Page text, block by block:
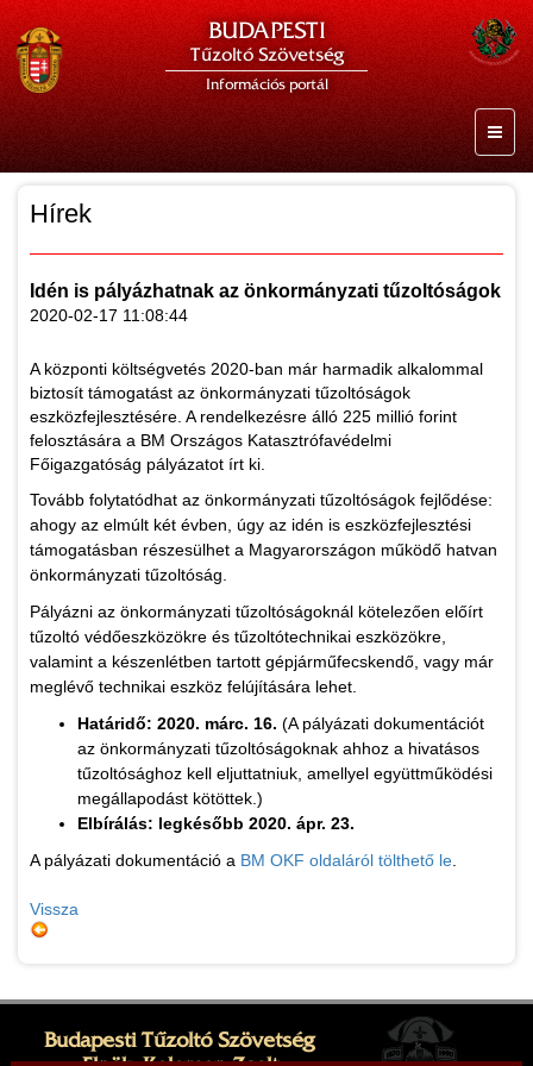
BUDAPESTI
Tűzoltó Szövetség
Információs portál
Hírek
Idén is pályázhatnak az önkormányzati tűzoltóságok
2020-02-17 11:08:44
A központi költségvetés 2020-ban már harmadik alkalommal
biztosít támogatást az önkormányzati tűzoltóságok
eszközfejlesztésére. A rendelkezésre álló 225 millió forint
felosztására a BM Országos Katasztrófavédelmi
Főigazgatóság pályázatot írt ki.
Tovább folytatódhat az önkormányzati tűzoltóságok fejlődése:
ahogy az elmúlt két évben, úgy az idén is eszközfejlesztési
támogatásban részesülhet a Magyarországon működő hatvan
önkormányzati tűzoltóság.
Pályázni az önkormányzati tűzoltóságoknál kötelezően előírt
tűzoltó védőeszközökre és tűzoltótechnikai eszközökre,
valamint a készenlétben tartott gépjárműfecskendő, vagy már
meglévő technikai eszköz felújítására lehet.
Határidő: 2020. márc. 16. (A pályázati dokumentációt
az önkormányzati tűzoltóságoknak ahhoz a hivatásos
tűzoltósághoz kell eljuttatniuk, amellyel együttműködési
megállapodást kötöttek.)
Elbírálás: legkésőbb 2020. ápr. 23.
A pályázati dokumentáció a BM OKF oldaláról tölthető le
Vissza
Budapesti Tűzoltó Szövetség